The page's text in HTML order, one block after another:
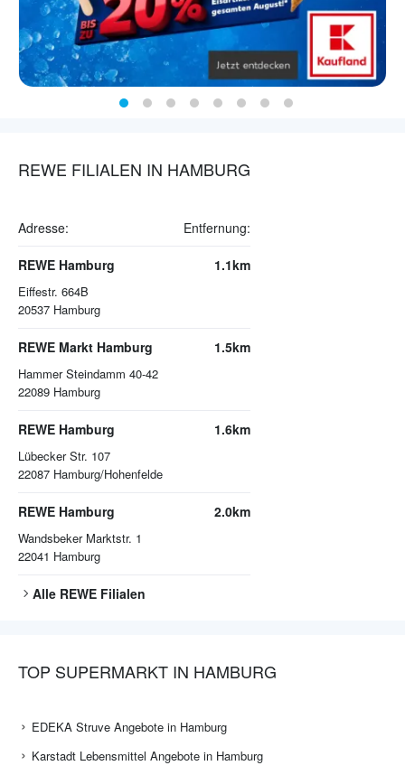
REWE FILIALEN IN HAMBURG
Adresse: Entfernung:
REWE Hamburg
Eiffestr. 664B
20537 Hamburg
1.1km
REWE Markt Hamburg
Hammer Steindamm 40-42
22089 Hamburg
1.5km
REWE Hamburg
Lübecker Str. 107
22087 Hamburg/Hohenfelde
1.6km
REWE Hamburg
Wandsbeker Marktstr. 1
22041 Hamburg
2.0km
Alle REWE Filialen
TOP SUPERMARKT IN HAMBURG
EDEKA Struve Angebote in Hamburg
Karstadt Lebensmittel Angebote in Hamburg